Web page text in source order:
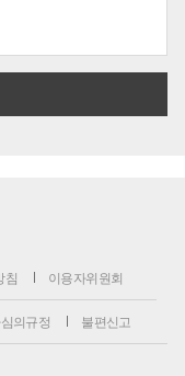
침 이용자위원회
의규정 불편신고